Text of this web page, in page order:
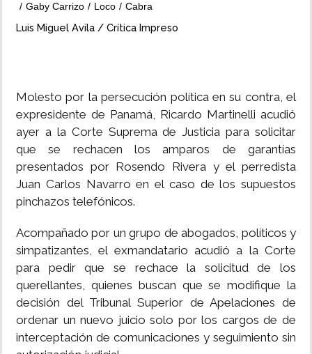
Gaby Carrizo
Loco Cabra
Luis Miguel Avila / Crítica Impreso
Molesto por la persecución política en su contra, el
expresidente de Panamá, Ricardo Martinelli acudió
ayer a la Corte Suprema de Justicia para solicitar
que se rechacen los amparos de garantías
presentados por Rosendo Rivera y el perredista
Juan Carlos Navarro en el caso de los supuestos
pinchazos telefónicos.
Acompañado por un grupo de abogados, políticos y
simpatizantes, el exmandatario acudió a la Corte
para pedir que se rechace la solicitud de los
querellantes, quienes buscan que se modifique la
decisión del Tribunal Superior de Apelaciones de
ordenar un nuevo juicio solo por los cargos de de
interceptación de comunicaciones y seguimiento sin